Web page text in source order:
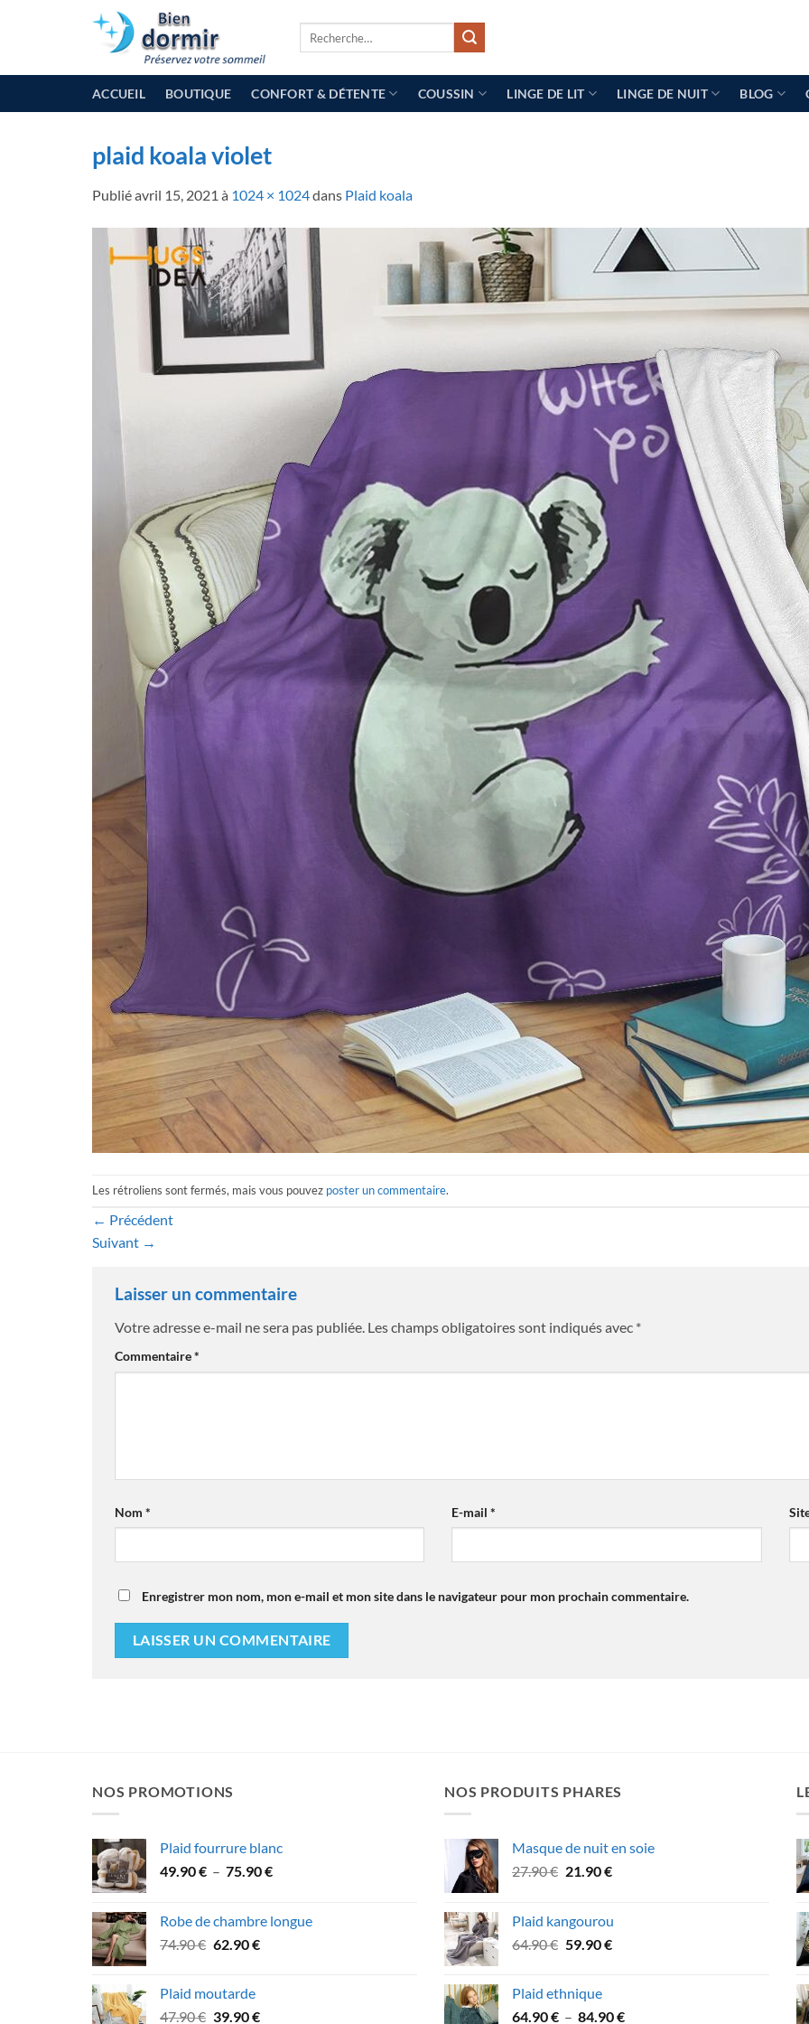
ACCUEIL BOUTIQUE CONFORT & DÉTENTE COUSSIN LINGE DE LIT LINGE DE NUIT BLOG
plaid koala violet
Publiéavril 15, 2021 à 1024 × 1024dans Plaid koala
Les rétroliens sont fermés, mais vous pouvez poster un commentaire.
← Précédent
Suivant →
Laisser un commentaire
Votre adresse e-mail ne sera pas publiée. Les champs obligatoires sont indiqués avec *
Commentaire*
Nom * E-mail*
Enregistrer mon nom, mon e-mail et mon site dans le navigateur pour mon prochain commentaire.
NOS PROMOTIONS
Plaid fourrure blanc
49.90€ – 75.90€Plage
49.90 €
Robe de chambre longue
74.90€ Le
était :
74.90 €.
62.90€Le
62.90 €.
Plaid moutarde
47.90€ Le
39.90€Le
NOS PRODUITS PHARES
Masque de nuit en soie
27.90€ Le
était :
27.90 €.
21.90€Le
est :
21.90 €.
Plaid kangourou
64.90€ Le
était :
64.90 €.
59.90€Le
59.90 €.
Plaid ethnique
64.90€ – 84.90€Plage